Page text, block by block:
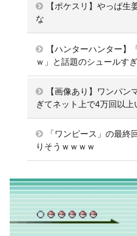
【ポケスリ】やっぱ生
な
【ハンターハンター】
ｗ」と話題のシュールす
【画像あり】ワンパン
ぎてネット上で4万回以上
「ワンピース」の最終
りそうｗｗｗｗ